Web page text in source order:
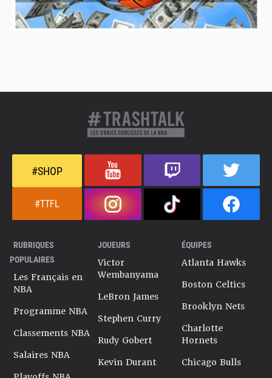
#SHOP
#TTFL
RUBRIQUES
POPULAIRES
Les Français en
NBA
Programme NBA
Classements NBA
Salaires NBA
JOUEURS
Victor
Wembanyama
LeBron James
Stephen Curry
Rudy Gobert
Kevin Durant
ÉQUIPES
Atlanta Hawks
Boston Celtics
Brooklyn Nets
Charlotte
Hornets
Chicago Bulls